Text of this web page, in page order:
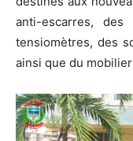
anti-escarres, des
tensiomètres, des
ainsi que du